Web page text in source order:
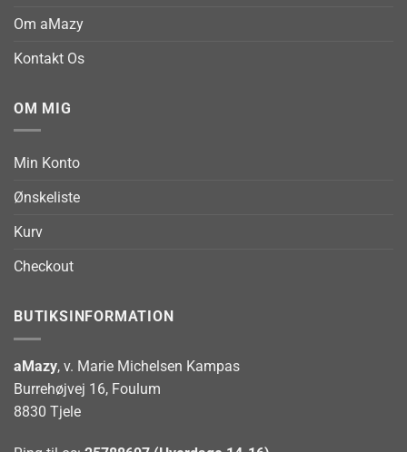
Om aMazy
Kontakt Os
OM MIG
Min Konto
Ønskeliste
Kurv
Checkout
BUTIKSINFORMATION
aMazy, v. Marie Michelsen Kampas
Burrehøjvej 16, Foulum
8830 Tjele